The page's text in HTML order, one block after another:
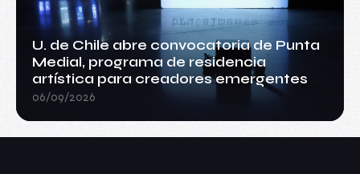
U. de Chile abre convocatoria de Punta
Medial, programa de residencia
artística para creadores emergentes
06/09/2026